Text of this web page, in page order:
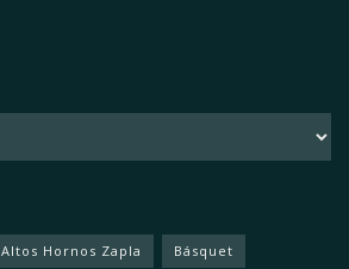
Altos Hornos Zapla Básquet